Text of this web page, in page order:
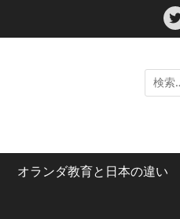
検
索:
オランダ教育と日本の違い